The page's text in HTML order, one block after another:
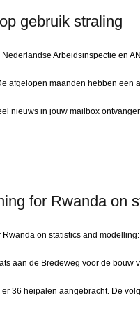
gebruik straling
Arbeidsinspectie en
afgelopen maanden hebben een
nieuws in jouw mailbox
for Rwanda on
Rwanda on statistics and
aan de Bredeweg voor de bouw
36 heipalen aangebracht. De